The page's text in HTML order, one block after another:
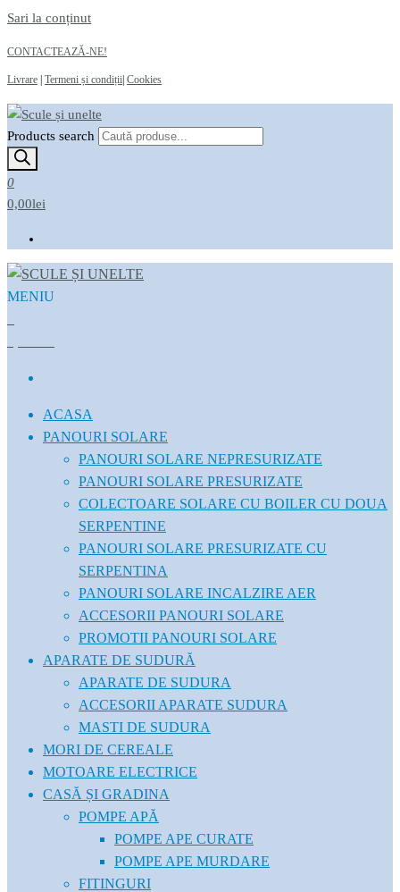
Sari la conținut
CONTACTEAZĂ-NE!
Livrare Termeni și condiții Cookies
Scule și unelte
Magazin online
Products search
0
0,00lei
MENIU
ACASA
PANOURI SOLARE
PANOURI SOLARE NEPRESURIZATE
PANOURI SOLARE PRESURIZATE
COLECTOARE SOLARE CU BOILER CU DOUA
SERPENTINE
PANOURI SOLARE PRESURIZATE CU
SERPENTINA
PANOURI SOLARE INCALZIRE AER
ACCESORII PANOURI SOLARE
PROMOTII PANOURI SOLARE
APARATE DE SUDURĂ
APARATE DE SUDURA
ACCESORII APARATE SUDURA
MASTI DE SUDURA
MORI DE CEREALE
MOTOARE ELECTRICE
CASĂ ȘI GRADINA
POMPE APĂ
POMPE APE CURATE
POMPE APE MURDARE
FITINGURI